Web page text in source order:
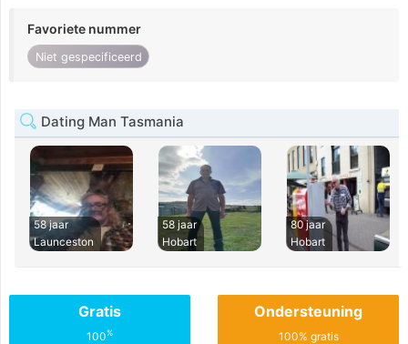
Favoriete nummer
Niet gespecificeerd
Dating Man Tasmania
58 jaar
Launceston
58 jaar
Hobart
80 jaar
Hobart
Gratis
100%
Ondersteuning
100% gratis